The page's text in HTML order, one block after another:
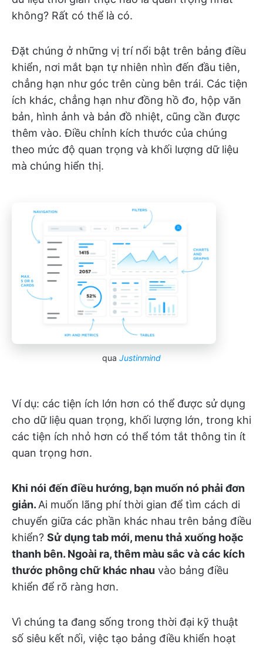
không? Rất có thể là có.
Đặt chúng ở những vị trí nổi bật trên bảng điều
khiển, nơi mắt bạn tự nhiên nhìn đến đầu tiên,
chẳng hạn như góc trên cùng bên trái. Các tiện
ích khác, chẳng hạn như đồng hồ đo, hộp văn
bản, hình ảnh và bản đồ nhiệt, cũng cần được
thêm vào. Điều chỉnh kích thước của chúng
theo mức độ quan trọng và khối lượng dữ liệu
mà chúng hiển thị.
qua Justinmind
Ví dụ: các tiện ích lớn hơn có thể được sử dụng
cho dữ liệu quan trọng, khối lượng lớn, trong khi
các tiện ích nhỏ hơn có thể tóm tắt thông tin ít
quan trọng hơn.
Khi nói đến điều hướng, bạn muốn nó phải đơn
giản. Ai muốn lãng phí thời gian để tìm cách di
chuyển giữa các phần khác nhau trên bảng điều
khiển? Sử dụng tab mới, menu thả xuống hoặc
thanh bên. Ngoài ra, thêm màu sắc và các kích
thước phông chữ khác nhau vào bảng điều
khiển để rõ ràng hơn.
Vì chúng ta đang sống trong thời đại kỹ thuật
số siêu kết nối, việc tạo bảng điều khiển hoạt